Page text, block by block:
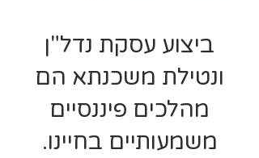
ביצוע עסקת נדל"ן
ונטילת משכנתא הם
מהלכים פיננסיים
משמעותיים בחיינו.